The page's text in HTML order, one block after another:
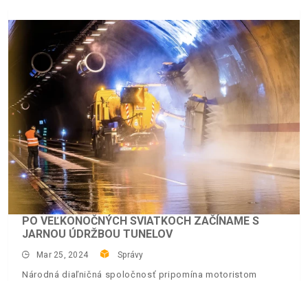
PO VEĽKONOČNÝCH SVIATKOCH ZAČÍNAME S
JARNOU ÚDRŽBOU TUNELOV
Mar 25, 2024 Správy
Národná diaľničná spoločnosť pripomína motoristom